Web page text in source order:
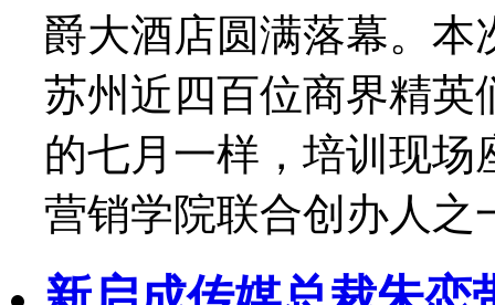
爵大酒店圆满落幕。
苏州近四百位商界精英
的七月一样，培训现
营销学院联合创办人之